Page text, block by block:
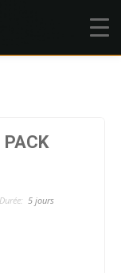
Durée: 5 jours